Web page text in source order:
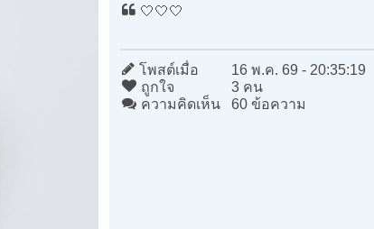
🤍🤍🤍
โพสต์เมื่อ
16 พ.ค. 69 - 20:35:19
ถูกใจ
3 คน
ความคิดเห็น
60 ข้อความ